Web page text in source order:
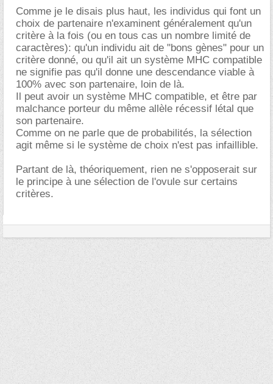
Comme je le disais plus haut, les individus qui font un
choix de partenaire n'examinent généralement qu'un
critère à la fois (ou en tous cas un nombre limité de
caractères): qu'un individu ait de "bons gènes" pour un
critère donné, ou qu'il ait un système MHC compatible
ne signifie pas qu'il donne une descendance viable à
100% avec son partenaire, loin de là.
Il peut avoir un système MHC compatible, et être par
malchance porteur du même allèle récessif létal que
son partenaire.
Comme on ne parle que de probabilités, la sélection
agit même si le système de choix n'est pas infaillible.
Partant de là, théoriquement, rien ne s'opposerait sur
le principe à une sélection de l'ovule sur certains
critères.